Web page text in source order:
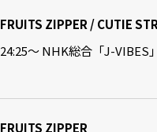
FRUITS ZIPPER / CUTIE
24:25〜 NHK総合「J-VIBES」
FRUITS ZIPPER